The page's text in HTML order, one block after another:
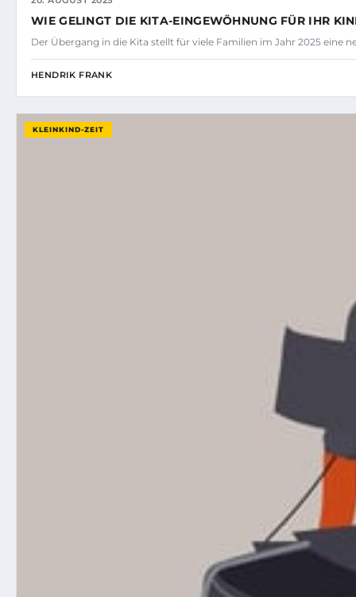
WIE GELINGT DIE KITA-EINGEWÖHNUNG FÜR IHR
Der Übergang in die Kita stellt für viele Familien im Jahr 2025 eine
HENDRIK FRANK
KLEINKIND-ZEIT